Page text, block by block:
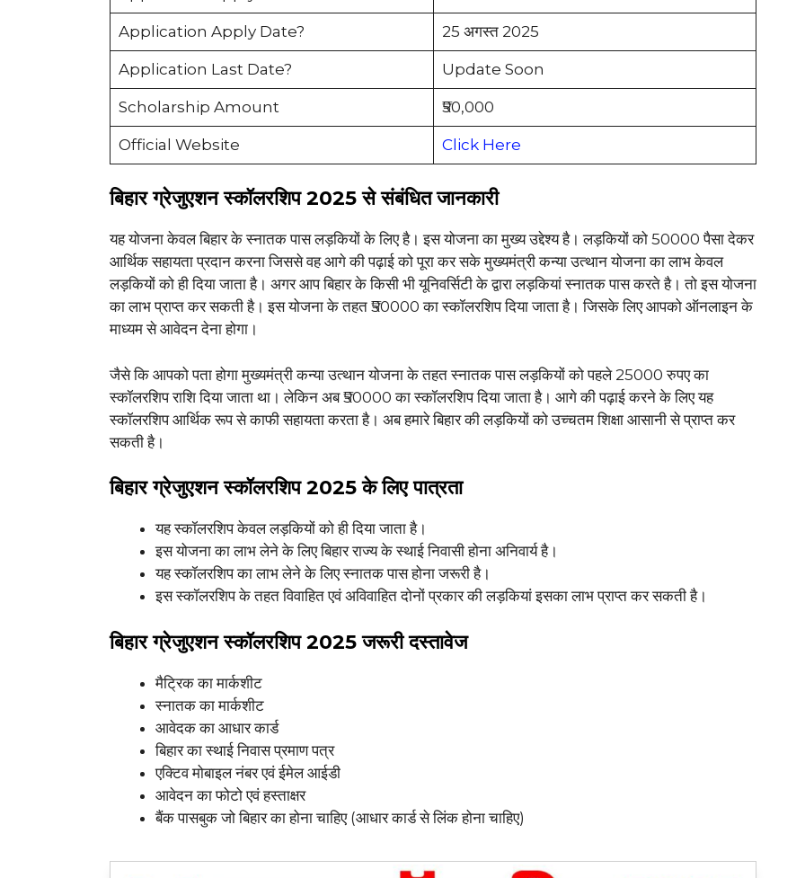
Application Apply Date? 25 अगस्त 2025
Application Last Date? Update Soon
Scholarship Amount ₹50,000
Official Website Click Here
बिहार ग्रेजुएशन स्कॉलरशिप 2025 से संबंधित जानकारी
यह योजना केवल बिहार के स्नातक पास लड़कियों के लिए है। इस योजना का मुख्य उद्देश्य है। लड़कियों को 50000 पैसा देकर
आर्थिक सहायता प्रदान करना जिससे वह आगे की पढ़ाई को पूरा कर सके मुख्यमंत्री कन्या उत्थान योजना का लाभ केवल
लड़कियों को ही दिया जाता है। अगर आप बिहार के किसी भी यूनिवर्सिटी के द्वारा लड़कियां स्नातक पास करते है। तो इस योजना
का लाभ प्राप्त कर सकती है। इस योजना के तहत ₹50000 का स्कॉलरशिप दिया जाता है। जिसके लिए आपको ऑनलाइन के
माध्यम से आवेदन देना होगा।
जैसे कि आपको पता होगा मुख्यमंत्री कन्या उत्थान योजना के तहत स्नातक पास लड़कियों को पहले 25000 रुपए का
स्कॉलरशिप राशि दिया जाता था। लेकिन अब ₹50000 का स्कॉलरशिप दिया जाता है। आगे की पढ़ाई करने के लिए यह
स्कॉलरशिप आर्थिक रूप से काफी सहायता करता है। अब हमारे बिहार की लड़कियों को उच्चतम शिक्षा आसानी से प्राप्त कर
सकती है।
बिहार ग्रेजुएशन स्कॉलरशिप 2025 के लिए पात्रता
यह स्कॉलरशिप केवल लड़कियों को ही दिया जाता है।
इस योजना का लाभ लेने के लिए बिहार राज्य के स्थाई निवासी होना अनिवार्य है।
यह स्कॉलरशिप का लाभ लेने के लिए स्नातक पास होना जरूरी है।
इस स्कॉलरशिप के तहत विवाहित एवं अविवाहित दोनों प्रकार की लड़कियां इसका लाभ प्राप्त कर सकती है।
बिहार ग्रेजुएशन स्कॉलरशिप 2025 जरूरी दस्तावेज
मैट्रिक का मार्कशीट
स्नातक का मार्कशीट
आवेदक का आधार कार्ड
बिहार का स्थाई निवास प्रमाण पत्र
एक्टिव मोबाइल नंबर एवं ईमेल आईडी
आवेदन का फोटो एवं हस्ताक्षर
बैंक पासबुक जो बिहार का होना चाहिए (आधार कार्ड से लिंक होना चाहिए)